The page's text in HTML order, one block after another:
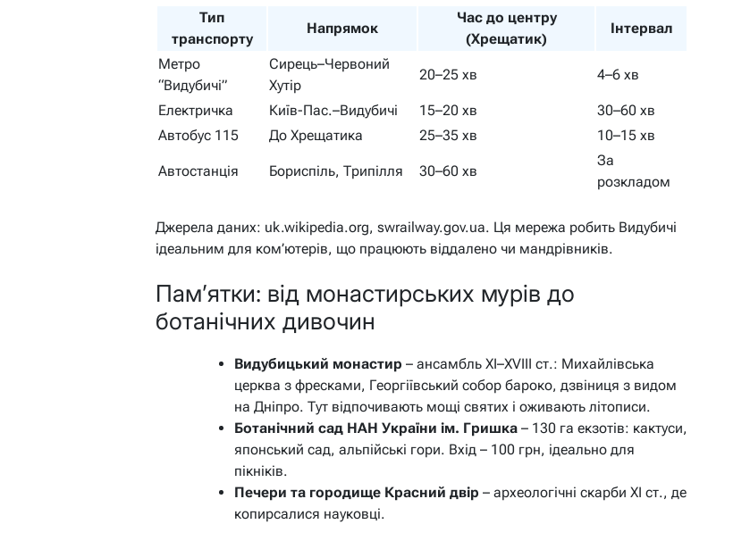
Тип
транспорту
Напрямок
Час до центру
(Хрещатик)
Інтервал
Метро
“Видубичі”
Сирець–Червоний
Хутір
20–25 хв 4–6 хв
Електричка Київ-Пас.–Видубичі 15–20 хв
30–60 хв
Автобус 115
До Хрещатика 25–35 хв 10–15 хв
Автостанція Бориспіль, Трипілля 30–60 хв
За
розкладом
Джерела даних: uk.wikipedia.org, swrailway.gov.ua. Ця мережа робить Видубичі
ідеальним для ком’ютерів, що працюють віддалено чи мандрівників.
Пам’ятки: від монастирських мурів до
ботанічних дивочин
Видубицький монастир – ансамбль XI–XVIII ст.: Михайлівська
церква з фресками, Георгіївський собор бароко, дзвіниця з видом
на Дніпро. Тут відпочивають мощі святих і оживають літописи.
Ботанічний сад НАН України ім. Гришка – 130 га екзотів: кактуси,
японський сад, альпійські гори. Вхід – 100 грн, ідеально для
пікніків.
Печери та городище Красний двір – археологічні скарби XI ст., де
копирсалися науковці.